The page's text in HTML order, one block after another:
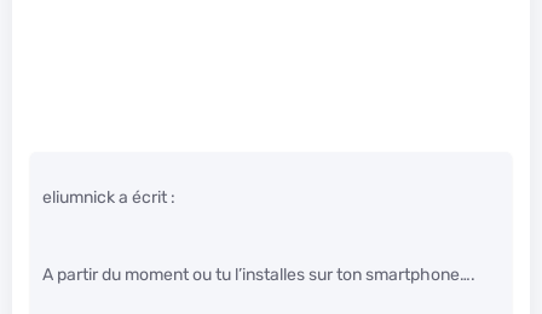
eliumnick a écrit :
A partir du moment ou tu l’installes sur ton smartphone….